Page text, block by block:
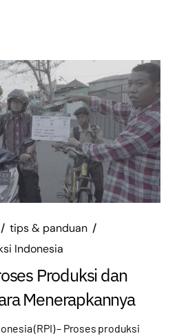
tips & panduan
Indonesia
Produksi dan
Menerapkannya
(RPI) – Proses produksi